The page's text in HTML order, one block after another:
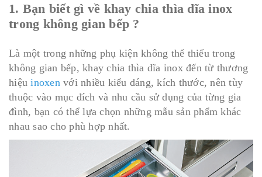
1. Bạn biết gì về khay chia thìa dĩa inox
trong không gian bếp ?
Là một trong những phụ kiện không thể thiếu trong
không gian bếp, khay chia thìa dĩa inox đến từ thương
hiệuinoxen với nhiều kiểu dáng, kích thước, nên tùy
thuộc vào mục đích và nhu cầu sử dụng của từng gia
đình, bạn có thể lựa chọn những mẫu sản phẩm khác
nhau sao cho phù hợp nhất.